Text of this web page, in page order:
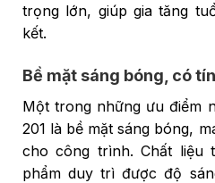
trọng lớn, giúp gia tăng
kết.
Bề mặt sáng bóng, có
Một trong những ưu điểm
201 là bề mặt sáng bóng,
cho công trình. Chất liệu
phẩm duy trì được độ